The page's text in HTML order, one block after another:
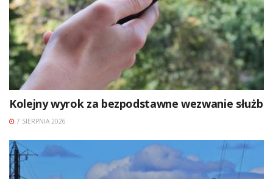
Kolejny wyrok za bezpodstawne wezwanie służb
7 SIERPNIA 2026